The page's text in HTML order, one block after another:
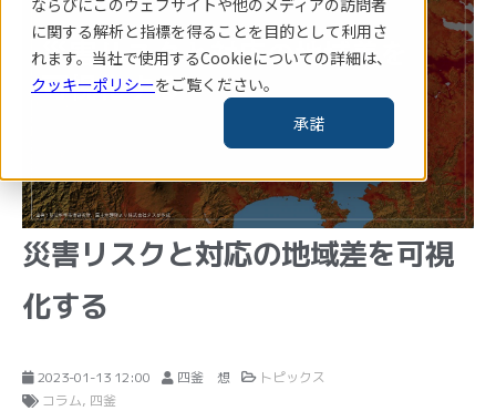
ならびにこのウェブサイトや他のメディアの訪問者
に関する解析と指標を得ることを目的として利用さ
れます。当社で使用するCookieについての詳細は、
クッキーポリシーをご覧ください。
承諾
お知らせ
コラム・レポート
企業情報
TAS-MAP新規会員登録
災害リスクと対応の地域差を可視
化する
2023-01-13 12:00 四釜 想
トピックス
コラム 四釜